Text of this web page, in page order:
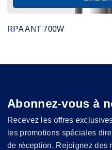
RPA ANT 700W
Abonnez-vous à
Recevez les offres
les promotions spéciales
de réception. Rejoignez des